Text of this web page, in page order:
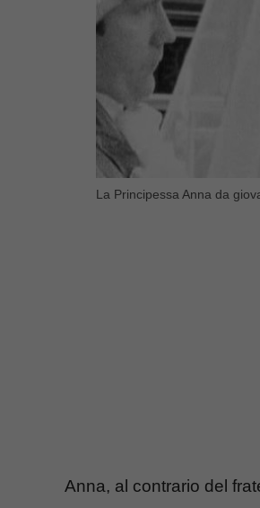
La Principessa Anna da
Anna, al contrario del